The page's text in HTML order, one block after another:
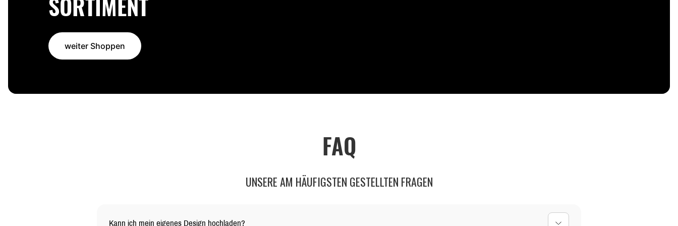
weiter Shoppen
FAQ
UNSERE AM HÄUFIGSTEN GESTELLTEN FRAGEN
Kann ich mein eigenes Design hochladen?